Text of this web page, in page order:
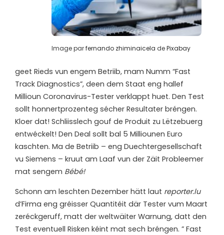
Image parfernando zhiminaicela dePixabay
geet Rieds vun engem Betriib, mam Numm “Fast
Track Diagnostics”, deen dem Staat eng hallef
Millioun Coronavirus-Tester verklappt huet. Den Test
sollt honnertprozenteg sécher Resultater bréngen.
Kloer dat! Schliisslech gouf de Produit zu Lëtzebuerg
entwéckelt! Den Deal sollt bal 5 Milliounen Euro
kaschten. Ma de Betriib – eng Duechtergesellschaft
vu Siemens – kruut am Laaf vun der Zäit Probleemer
mat sengem Bébé!
Schonn am leschten Dezember hätt laut reporter.lu
d’Firma eng gréisser Quantitéit där Tester vum Maart
zeréckgeruff, matt der weltwäiter Warnung, datt den
Test eventuell Risken kéint mat sech bréngen. ” Fast